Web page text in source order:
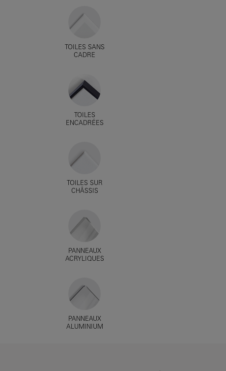
TOILES SANS
CADRE
TOILES
ENCADRÉES
TOILES SUR
CHÂSSIS
PANNEAUX
ACRYLIQUES
PANNEAUX
ALUMINIUM